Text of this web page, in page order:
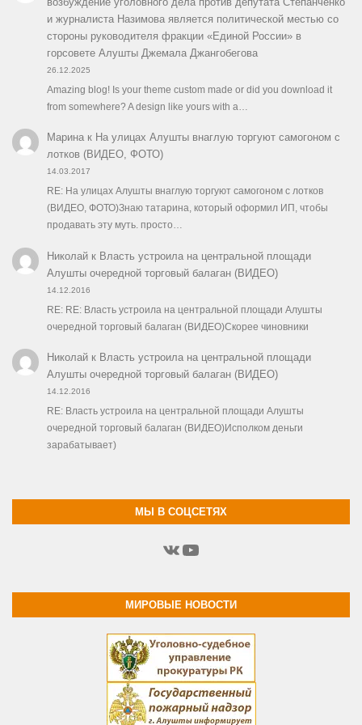
и журналиста Назимова является политической местью со
стороны руководителя фракции «Единой России» в
горсовете Алушты Джемала Джангобегова
26.12.2025
Amazing blog! Is your theme custom made or did you download it
from somewhere? A design like yours with a…
Маринак На улицах Алушты внаглую торгуют самогоном с
лотков (ВИДЕО, ФОТО)
14.03.2017
RE: На улицах Алушты внаглую торгуют самогоном с лотков
(ВИДЕО, ФОТО)Знаю татарина, который оформил ИП, чтобы
продавать эту муть. просто…
Николайк Власть устроила на центральной площади
Алушты очередной торговый балаган (ВИДЕО)
14.12.2016
RE: RE: Власть устроила на центральной площади Алушты
очередной торговый балаган (ВИДЕО)Скорее чиновники
Николайк Власть устроила на центральной площади
Алушты очередной торговый балаган (ВИДЕО)
14.12.2016
RE: Власть устроила на центральной площади Алушты
очередной торговый балаган (ВИДЕО)Исполком деньги
зарабатывает)
МЫ В СОЦСЕТЯХ
ВКонтакте
YouTube
МИРОВЫЕ НОВОСТИ